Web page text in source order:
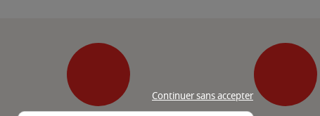
Continuer sans accepter